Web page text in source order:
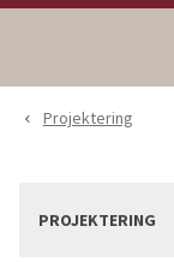
navigate_before Projektering
PROJEKTERING